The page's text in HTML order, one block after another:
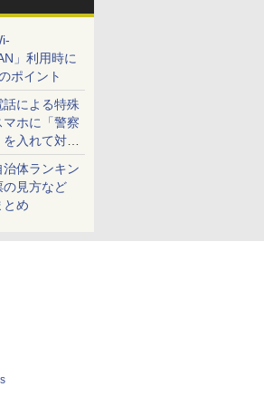
」利用時に
ポイント
による特殊
ホに「警察
入れて対策
体ランキン
の見方など
とめ